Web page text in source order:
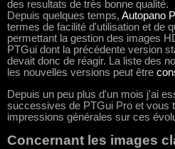
des resultats de très bonne qualité.
Depuis quelques temps, Autopano
termes de facilité d'utilisation et de
permettant la gestion des images
PTGui dont la précédente version
devait donc de réagir. La liste des
les nouvelles versions peut être
Depuis un peu plus d'un mois j'ai
successives de PTGui Pro et vous
impressions générales sur ces
Concernant les images